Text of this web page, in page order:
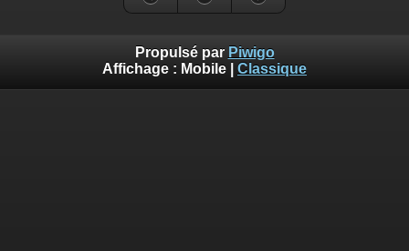
Propulsé par Piwigo
Affichage : Mobile Classique